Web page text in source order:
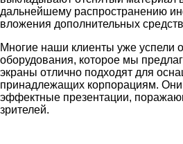
дальнейшему распространению
вложения дополнительных
Многие наши клиенты уже успели
оборудования, которое мы
экраны отлично подходят для
принадлежащих корпорациям.
эффектные презентации,
зрителей.